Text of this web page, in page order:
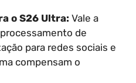
o S26 Ultra: Vale a
de
para redes sociais e
compensam o